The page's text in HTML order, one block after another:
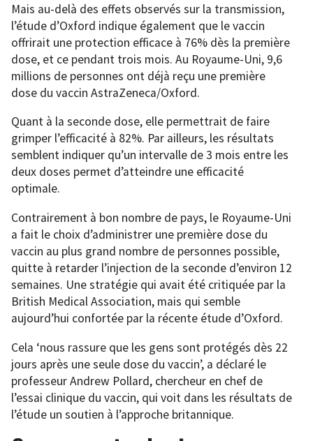
Mais au-delà des effets observés sur la transmission,
l’étude d’Oxford indique également que le vaccin
offrirait une protection efficace à 76% dès la première
dose, et ce pendant trois mois. Au Royaume-Uni, 9,6
millions de personnes ont déjà reçu une première
dose du vaccin AstraZeneca/Oxford.
Quant à la seconde dose, elle permettrait de faire
grimper l’efficacité à 82%. Par ailleurs, les résultats
semblent indiquer qu’un intervalle de 3 mois entre les
deux doses permet d’atteindre une efficacité
optimale.
Contrairement à bon nombre de pays, le Royaume-Uni
a fait le choix d’administrer une première dose du
vaccin au plus grand nombre de personnes possible,
quitte à retarder l’injection de la seconde d’environ 12
semaines. Une stratégie qui avait été critiquée par la
British Medical Association, mais qui semble
aujourd’hui confortée par la récente étude d’Oxford.
Cela ‘nous rassure que les gens sont protégés dès 22
jours après une seule dose du vaccin’, a déclaré le
professeur Andrew Pollard, chercheur en chef de
l’essai clinique du vaccin, qui voit dans les résultats de
l’étude un soutien à l’approche britannique.